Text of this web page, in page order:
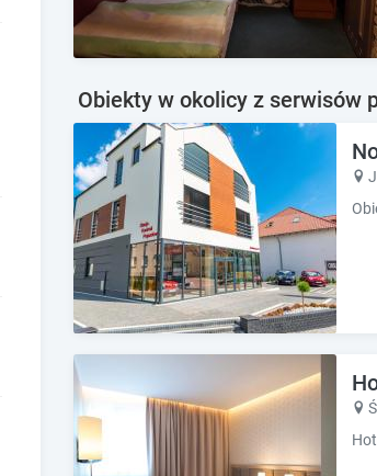
t
h
e
a
l
a
r
a
n
d
s
e
e
c
Obiekty w okolicy z serwisów